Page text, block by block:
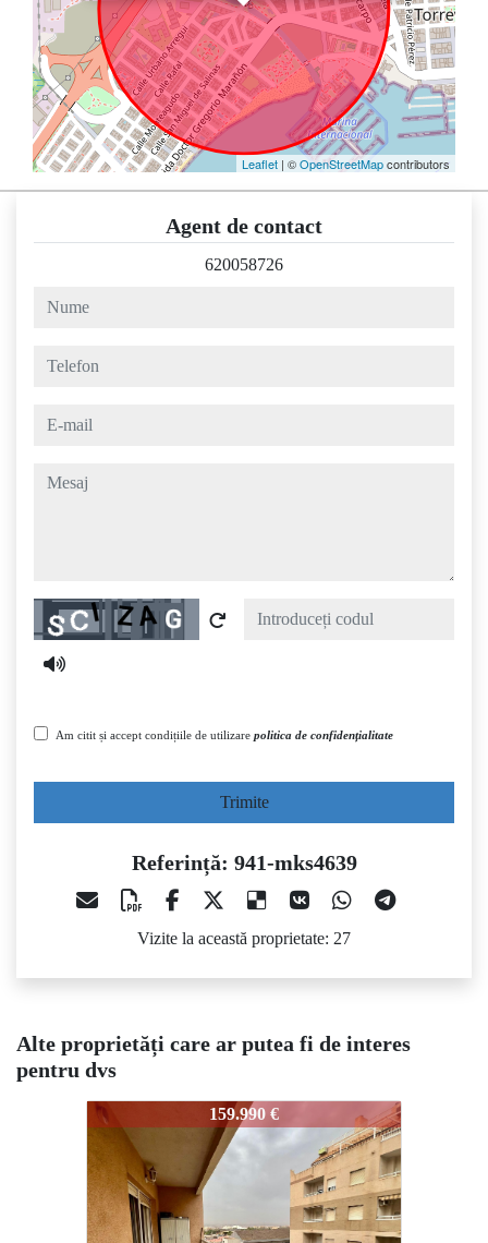
Leaflet | ©OpenStreetMapcontributors
Agent de contact
620058726
nume
telefon
e-mail
mesaj
Captcha
Am citit și accept condițiile de utilizare politica de confidențialitate
Trimite
Referință: 941-mks4639
Vizite la această proprietate: 27
Alte proprietăți care ar putea fi de interes
pentru dvs
941-mks4639
159.990 €
941-mks4639 259.000 €